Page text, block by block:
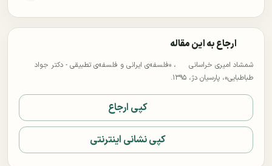
ارجاع به این مقاله
شمشاد امیری خراسانی
، «فلسفه‌ی ایرانی و فلسفه‌ی تطبیقی - دکتر جواد
طباطبایی»، پارسیان دژ، ۱۳۹۵.
کپی ارجاع
کپی نشانی اینترنتی